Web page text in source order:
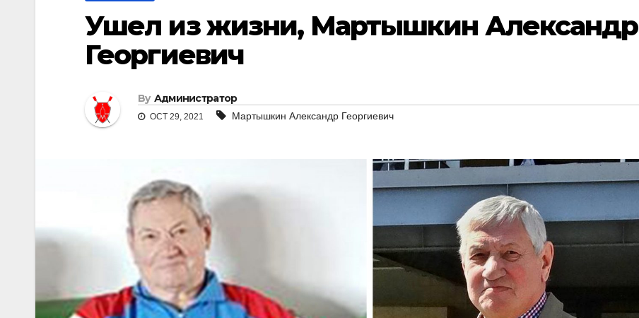
Ушел из жизни, Мартышкин Александр
Георгиевич
By Администратор
OCT 29, 2021 Мартышкин Александр Георгиевич